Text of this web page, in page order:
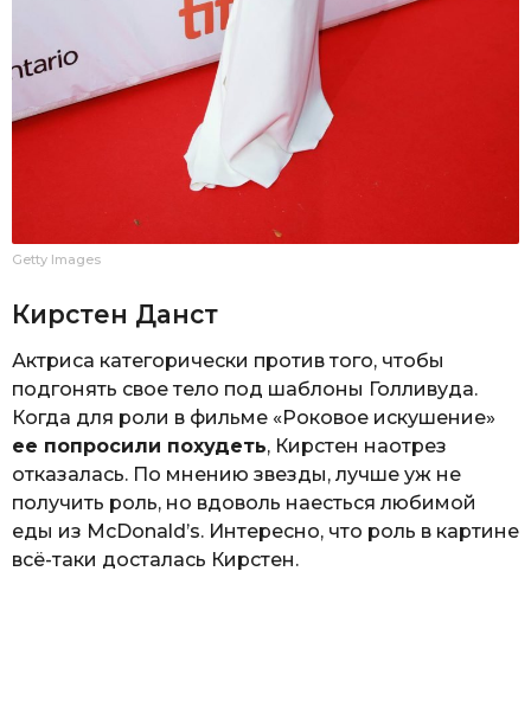
Getty Images
Кирстен Данст
Актриса категорически против того, чтобы
подгонять свое тело под шаблоны Голливуда.
Когда для роли в фильме «Роковое искушение»
ее попросили похудеть, Кирстен наотрез
отказалась. По мнению звезды, лучше уж не
получить роль, но вдоволь наесться любимой
еды из McDonald’s. Интересно, что роль в картине
всё-таки досталась Кирстен.